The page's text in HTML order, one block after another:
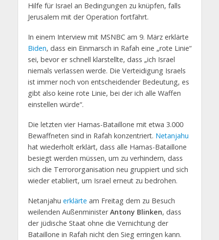
Hilfe für Israel an Bedingungen zu knüpfen, falls
Jerusalem mit der Operation fortfährt.
In einem Interview mit MSNBC am 9. März erklärte
Biden, dass ein Einmarsch in Rafah eine „rote Linie“
sei, bevor er schnell klarstellte, dass „ich Israel
niemals verlassen werde. Die Verteidigung Israels
ist immer noch von entscheidender Bedeutung, es
gibt also keine rote Linie, bei der ich alle Waffen
einstellen würde“.
Die letzten vier Hamas-Bataillone mit etwa 3.000
Bewaffneten sind in Rafah konzentriert. Netanjahu
hat wiederholt erklärt, dass alle Hamas-Bataillone
besiegt werden müssen, um zu verhindern, dass
sich die Terrororganisation neu gruppiert und sich
wieder etabliert, um Israel erneut zu bedrohen.
Netanjahu erklärte am Freitag dem zu Besuch
weilenden AußenministerAntony Blinken, dass
der jüdische Staat ohne die Vernichtung der
Bataillone in Rafah nicht den Sieg erringen kann.